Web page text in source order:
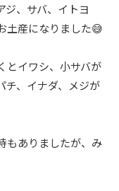
ジ、サバ、イトヨ
土産になりました😅
とイワシ、小サバが
チ、イナダ、メジが
もありましたが、み